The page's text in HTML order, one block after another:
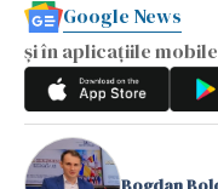
Google News
și în aplicațiile mobile